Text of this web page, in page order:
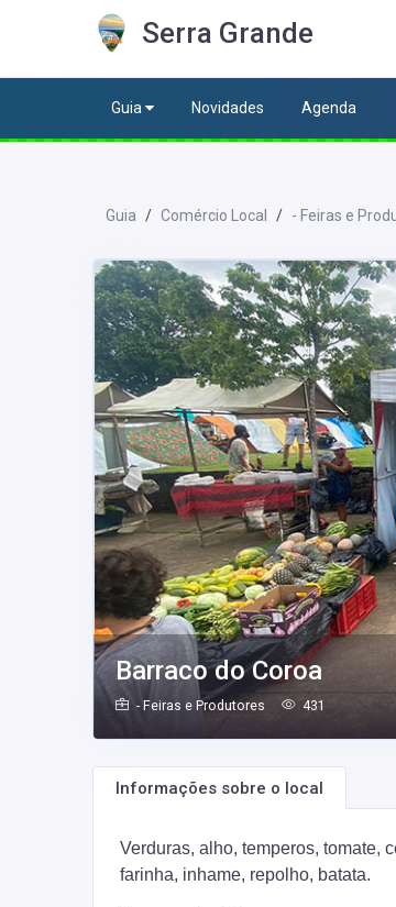
Serra Grande
Guia Novidades Agenda
Guia Comércio Local - Feiras e
Barraco do Coroa
- Feiras e Produtores 431
Informações sobre o local
Verduras, alho, temperos, tomate,
farinha, inhame, repolho, batata.